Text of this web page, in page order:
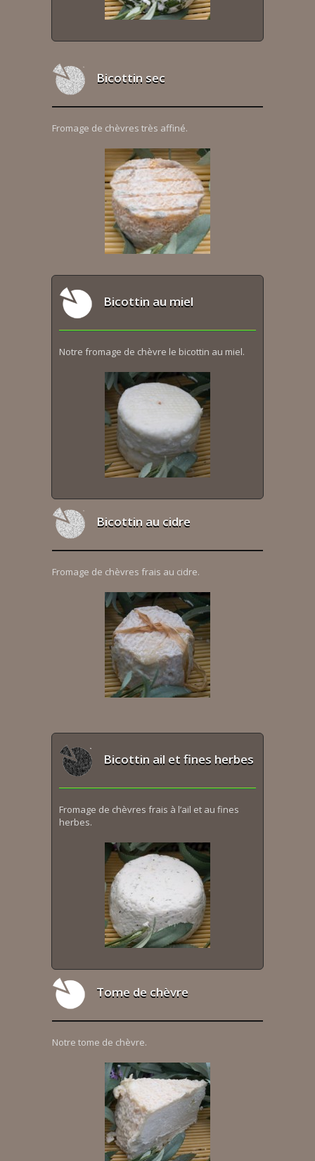
Bicottin sec
Fromage de chèvres très affiné.
Bicottin au miel
Notre fromage de chèvre le bicottin au miel.
Bicottin au cidre
Fromage de chèvres frais au cidre.
Bicottin ail et fines herbes
Fromage de chèvres frais à l’ail et au fines
herbes.
Tome de chèvre
Notre tome de chèvre.